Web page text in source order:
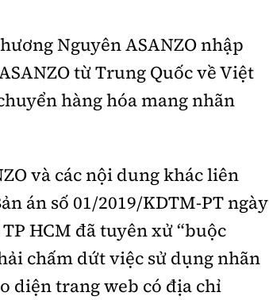
Nguyên ASANZO nhập
từ Trung Quốc về Việt
hàng hóa mang nhãn
và các nội dung khác liên
án số 01/2019/KDTM-PT ngày
HCM đã tuyên xử “buộc
chấm dứt việc sử dụng nhãn
diện trang web có địa chỉ